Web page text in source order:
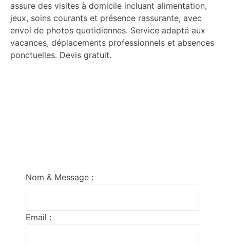
assure des visites à domicile incluant alimentation,
jeux, soins courants et présence rassurante, avec
envoi de photos quotidiennes. Service adapté aux
vacances, déplacements professionnels et absences
ponctuelles. Devis gratuit.
Nom & Message :
Email :